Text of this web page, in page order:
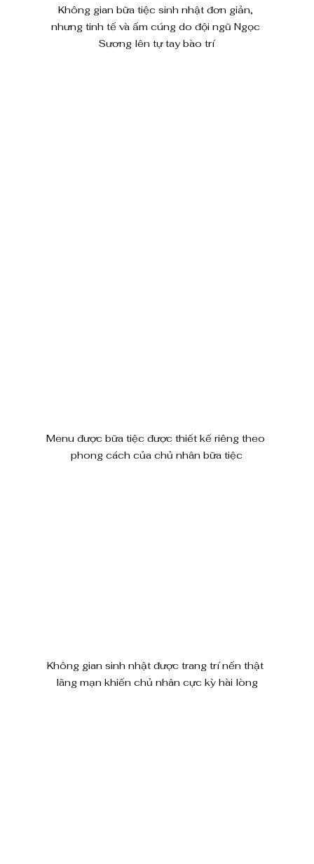
Không gian bữa tiệc sinh nhật đơn giản,
nhưng tinh tế và ấm cúng do đội ngũ Ngọc
Sương lên tự tay bào trí
Menu được bữa tiệc được thiết kế riêng theo
phong cách của chủ nhân bữa tiệc
Không gian sinh nhật được trang trí nến thật
lãng mạn khiến chủ nhân cực kỳ hài lòng